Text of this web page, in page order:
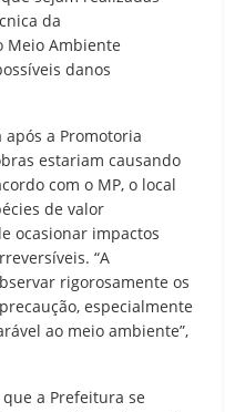
da
Meio Ambiente
danos
a Promotoria
estariam causando
com o MP, o local
de valor
ocasionar impactos
“A
rigorosamente os
especialmente
ao meio ambiente”,
a Prefeitura se